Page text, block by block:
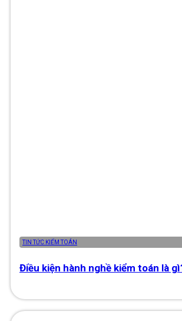
TIN TỨC KIỂM TOÁN
Điều kiện hành nghề kiểm toán là